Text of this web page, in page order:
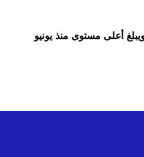
أعلى مستوى منذ يونيو